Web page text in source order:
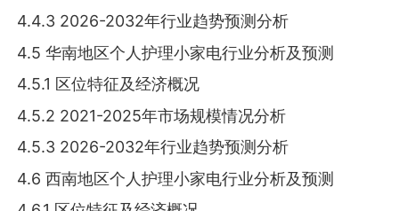
4.4.3 2026-2032年行业趋势预测分析
4.5 华南地区个人护理小家电行业分析及预测
4.5.1 区位特征及经济概况
4.5.2 2021-2025年市场规模情况分析
4.5.3 2026-2032年行业趋势预测分析
4.6 西南地区个人护理小家电行业分析及预测